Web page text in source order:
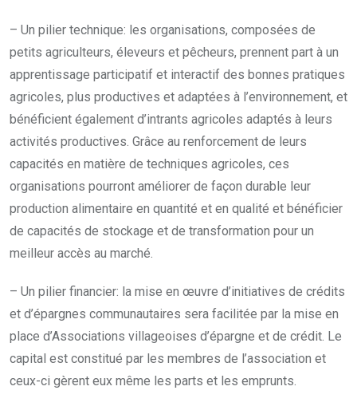
– Un pilier technique: les organisations, composées de
petits agriculteurs, éleveurs et pêcheurs, prennent part à un
apprentissage participatif et interactif des bonnes pratiques
agricoles, plus productives et adaptées à l’environnement, et
bénéficient également d’intrants agricoles adaptés à leurs
activités productives. Grâce au renforcement de leurs
capacités en matière de techniques agricoles, ces
organisations pourront améliorer de façon durable leur
production alimentaire en quantité et en qualité et bénéficier
de capacités de stockage et de transformation pour un
meilleur accès au marché.
– Un pilier financier: la mise en œuvre d’initiatives de crédits
et d’épargnes communautaires sera facilitée par la mise en
place d’Associations villageoises d’épargne et de crédit. Le
capital est constitué par les membres de l’association et
ceux-ci gèrent eux même les parts et les emprunts.